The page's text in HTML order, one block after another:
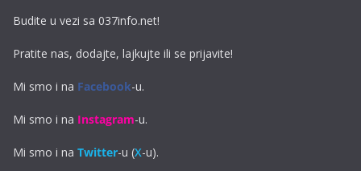
Budite u vezi sa 037info.net!
Pratite nas, dodajte, lajkujte ili se prijavite!
Mi smo i na Facebook-u.
Mi smo i na Instagram-u.
Mi smo i na Twitter-u (X-u).